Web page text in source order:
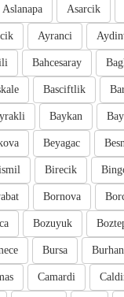
Asarcik
Aslanapa
Ayranci
Bahcesaray
Basciftlik
Baykan
Beyagac
Birecik
Bornova
Bozuyuk
Bursa
Camardi